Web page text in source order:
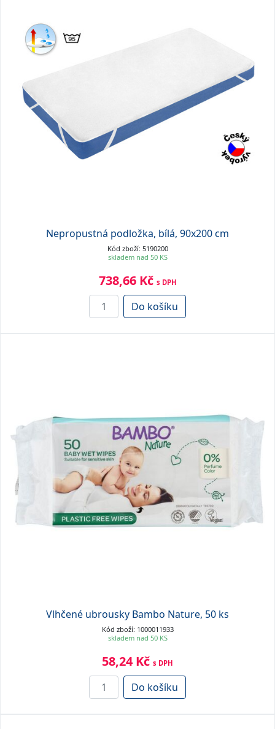
Nepropustná podložka, bílá, 90x200 cm
Kód zboží: 5190200
skladem nad 50 KS
738,66 Kč s DPH
Do košíku
Vlhčené ubrousky Bambo Nature, 50 ks
Kód zboží: 1000011933
skladem nad 50 KS
58,24 Kč s DPH
Do košíku